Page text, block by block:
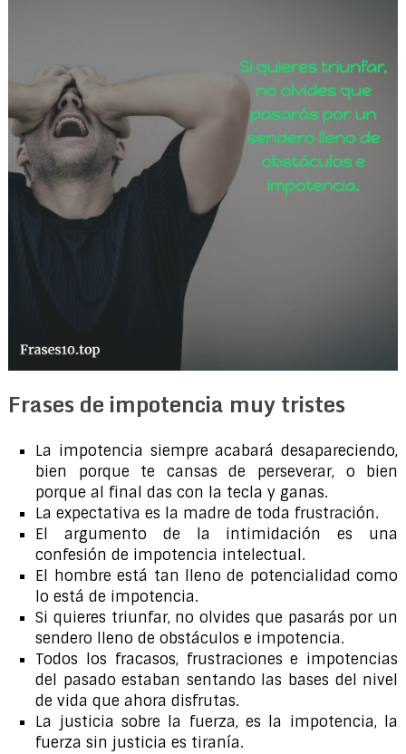
Frases de impotencia muy tristes
La impotencia siempre acabará desapareciendo,
bien porque te cansas de perseverar, o bien
porque al final das con la tecla y ganas.
La expectativa es la madre de toda frustración.
El argumento de la intimidación es una
confesión de impotencia intelectual.
El hombre está tan lleno de potencialidad como
lo está de impotencia.
Si quieres triunfar, no olvides que pasarás por un
sendero lleno de obstáculos e impotencia.
Todos los fracasos, frustraciones e impotencias
del pasado estaban sentando las bases del nivel
de vida que ahora disfrutas.
La justicia sobre la fuerza, es la impotencia, la
fuerza sin justicia es tiranía.